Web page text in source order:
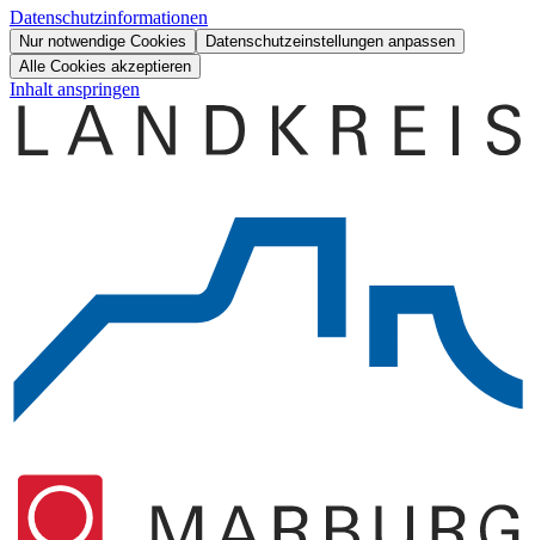
Datenschutzinformationen
Nur notwendige Cookies
Datenschutzeinstellungen anpassen
Alle Cookies akzeptieren
Inhalt anspringen